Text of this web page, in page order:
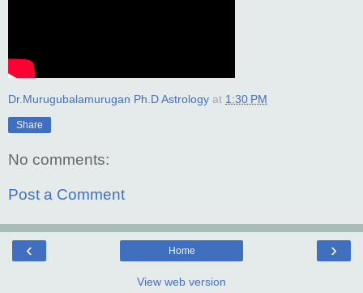
Dr.Murugubalamurugan Ph.D Astrology at 1:30 PM
Share
No comments:
Post a Comment
‹ ›
Home
View web version